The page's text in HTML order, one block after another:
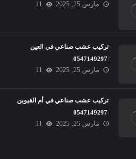
مارس 25, 2025
11
تركيب عشب صناعي في العين
|0547149297
مارس 25, 2025
11
تركيب عشب صناعي في أم القيوين
|0547149297
مارس 25, 2025
11